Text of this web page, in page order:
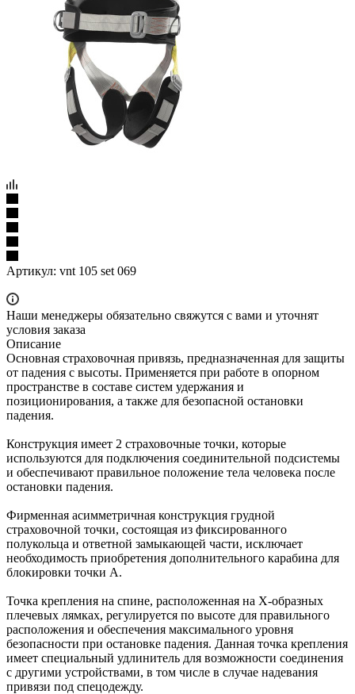
Артикул: vnt 105 set 069
Наши менеджеры обязательно свяжутся с вами и уточнят
условия заказа
Описание
Основная страховочная привязь, предназначенная для защиты
от падения с высоты. Применяется при работе в опорном
пространстве в составе систем удержания и
позиционирования, а также для безопасной остановки
падения.
Конструкция имеет 2 страховочные точки, которые
используются для подключения соединительной подсистемы
и обеспечивают правильное положение тела человека после
остановки падения.
Фирменная асимметричная конструкция грудной
страховочной точки, состоящая из фиксированного
полукольца и ответной замыкающей части, исключает
необходимость приобретения дополнительного карабина для
блокировки точки А.
Точка крепления на спине, расположенная на Х-образных
плечевых лямках, регулируется по высоте для правильного
расположения и обеспечения максимального уровня
безопасности при остановке падения. Данная точка крепления
имеет специальный удлинитель для возможности соединения
с другими устройствами, в том числе в случае надевания
привязи под спецодежду.